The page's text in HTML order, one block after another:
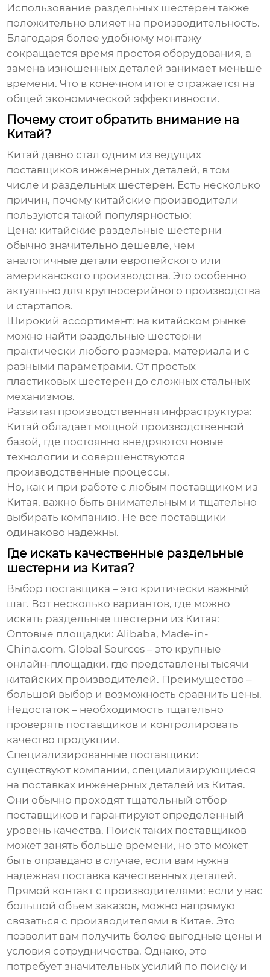
Использование раздельных шестерен также
положительно влияет на производительность.
Благодаря более удобному монтажу
сокращается время простоя оборудования, а
замена изношенных деталей занимает меньше
времени. Что в конечном итоге отражается на
общей экономической эффективности.
Почему стоит обратить внимание на
Китай?
Китай давно стал одним из ведущих
поставщиков инженерных деталей, в том
числе и раздельных шестерен. Есть несколько
причин, почему китайские производители
пользуются такой популярностью:
Цена: китайские раздельные шестерни
обычно значительно дешевле, чем
аналогичные детали европейского или
американского производства. Это особенно
актуально для крупносерийного производства
и стартапов.
Широкий ассортимент: на китайском рынке
можно найти раздельные шестерни
практически любого размера, материала и с
разными параметрами. От простых
пластиковых шестерен до сложных стальных
механизмов.
Развитая производственная инфраструктура:
Китай обладает мощной производственной
базой, где постоянно внедряются новые
технологии и совершенствуются
производственные процессы.
Но, как и при работе с любым поставщиком из
Китая, важно быть внимательным и тщательно
выбирать компанию. Не все поставщики
одинаково надежны.
Где искать качественные раздельные
шестерни из Китая?
Выбор поставщика – это критически важный
шаг. Вот несколько вариантов, где можно
искать раздельные шестерни из Китая:
Оптовые площадки: Alibaba, Made-in-
China.com, Global Sources – это крупные
онлайн-площадки, где представлены тысячи
китайских производителей. Преимущество –
большой выбор и возможность сравнить цены.
Недостаток – необходимость тщательно
проверять поставщиков и контролировать
качество продукции.
Специализированные поставщики:
существуют компании, специализирующиеся
на поставках инженерных деталей из Китая.
Они обычно проходят тщательный отбор
поставщиков и гарантируют определенный
уровень качества. Поиск таких поставщиков
может занять больше времени, но это может
быть оправдано в случае, если вам нужна
надежная поставка качественных деталей.
Прямой контакт с производителями: если у вас
большой объем заказов, можно напрямую
связаться с производителями в Китае. Это
позволит вам получить более выгодные цены и
условия сотрудничества. Однако, это
потребует значительных усилий по поиску и